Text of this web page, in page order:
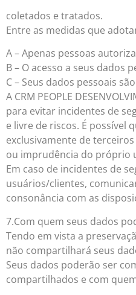
coletados e tratados.
Entre as medidas que
A – Apenas pessoas
B – O acesso a seus dados
C – Seus dados pessoais
A CRM PEOPLE
para evitar incidentes de
e livre de riscos. É possível
exclusivamente de
ou imprudência do próprio
Em caso de incidentes de
usuários/clientes,
consonância com as
7.Com quem seus dados
Tendo em vista a
não compartilhará seus
Seus dados poderão ser
compartilhados e com